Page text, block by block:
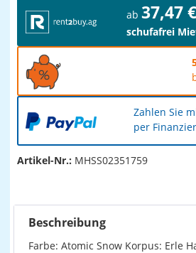
ab 37,47 €
schufafrei
Zahlen Sie
per
Artikel-Nr.: MHSS02351759
Beschreibung
Farbe: Atomic Snow Korpus: Erle